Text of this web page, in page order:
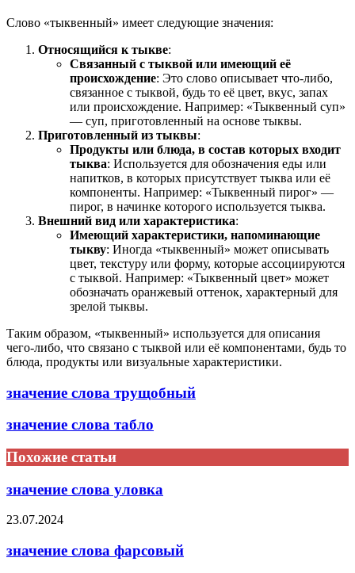
Слово «тыквенный» имеет следующие значения:
Относящийся к тыкве:
Связанный с тыквой или имеющий её
происхождение: Это слово описывает что-либо,
связанное с тыквой, будь то её цвет, вкус, запах
или происхождение. Например: «Тыквенный суп»
— суп, приготовленный на основе тыквы.
Приготовленный из тыквы:
Продукты или блюда, в состав которых входит
тыква: Используется для обозначения еды или
напитков, в которых присутствует тыква или её
компоненты. Например: «Тыквенный пирог» —
пирог, в начинке которого используется тыква.
Внешний вид или характеристика:
Имеющий характеристики, напоминающие
тыкву: Иногда «тыквенный» может описывать
цвет, текстуру или форму, которые ассоциируются
с тыквой. Например: «Тыквенный цвет» может
обозначать оранжевый оттенок, характерный для
зрелой тыквы.
Таким образом, «тыквенный» используется для описания
чего-либо, что связано с тыквой или её компонентами, будь то
блюда, продукты или визуальные характеристики.
значение слова трущобный
значение слова табло
Похожие статьи
значение слова уловка
23.07.2024
значение слова фарсовый